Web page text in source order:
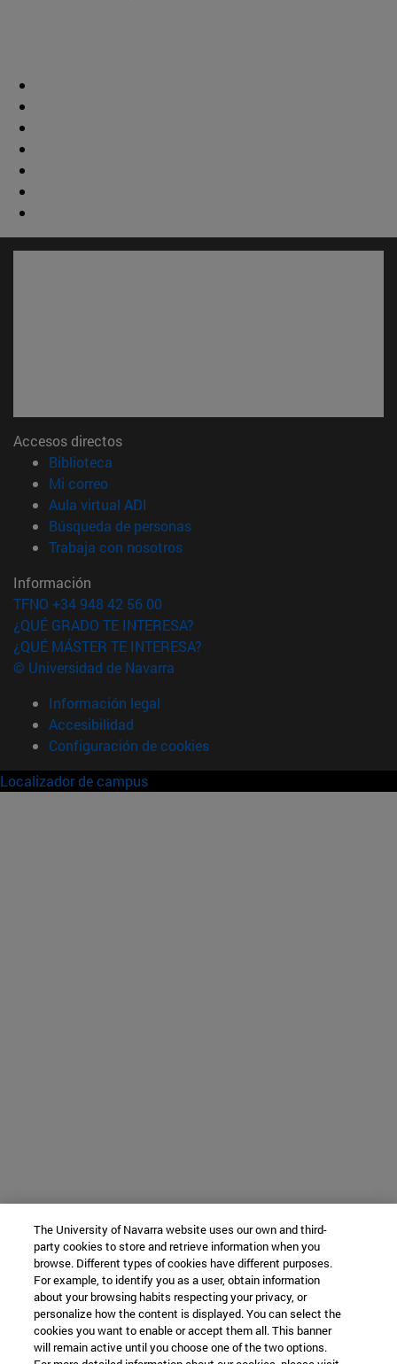
Accesos directos
Biblioteca
Mi correo(abre en nueva ventana)
Aula virtual ADI
Búsqueda de personas(abre en nueva ventana)
Trabaja con nosotros(abre en nueva ventana)
Información
TFNO +34 948 42 56 00
¿QUÉ GRADO TE INTERESA?
¿QUÉ MÁSTER TE INTERESA?
© Universidad de Navarra
Información legal
Accesibilidad
Configuración de cookies
Localizador de campus
The University of Navarra website uses our own and third-
party cookies to store and retrieve information when you
browse. Different types of cookies have different purposes.
For example, to identify you as a user, obtain information
about your browsing habits respecting your privacy, or
personalize how the content is displayed. You can select the
cookies you want to enable or accept them all. This banner
will remain active until you choose one of the two options.